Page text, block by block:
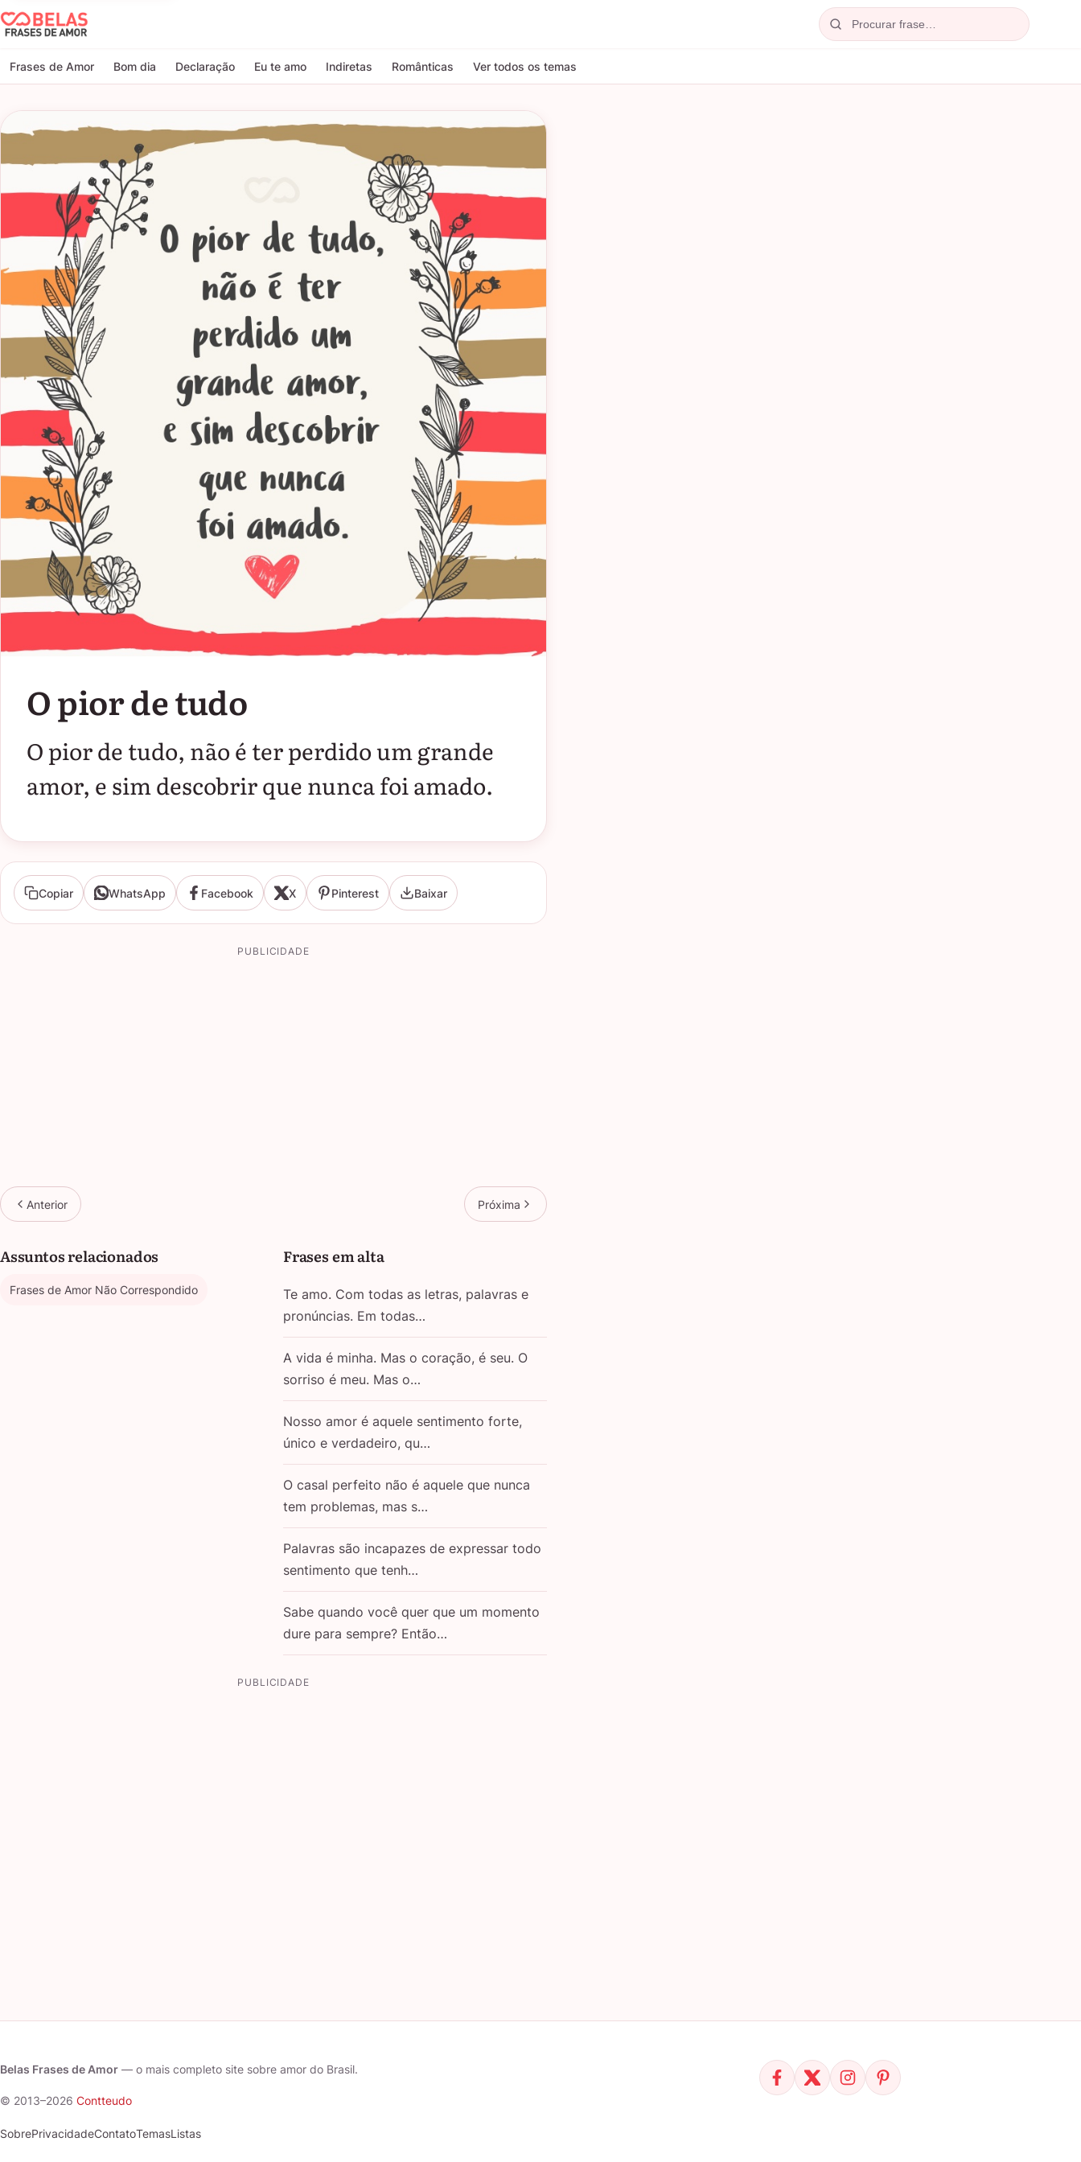
Belas Frases de Amor
Frases de Amor Bom dia Declaração Eu te amo Indiretas Românticas Ver todos os temas
O pior de tudo
O pior de tudo, não é ter perdido um grande
amor, e sim descobrir que nunca foi amado.
Copiar WhatsApp Facebook X Pinterest Baixar
PUBLICIDADE
Anterior Próxima
Assuntos relacionados
Frases de Amor Não Correspondido
Frases em alta
Te amo. Com todas as letras, palavras e
pronúncias. Em todas…
A vida é minha. Mas o coração, é seu. O
sorriso é meu. Mas o…
Nosso amor é aquele sentimento forte,
único e verdadeiro, qu…
O casal perfeito não é aquele que nunca
tem problemas, mas s…
Palavras são incapazes de expressar todo
sentimento que tenh…
Sabe quando você quer que um momento
dure para sempre? Então…
PUBLICIDADE
Belas Frases de Amor — o mais completo site sobre amor do Brasil.
© 2013–2026 Contteudo
SobrePrivacidadeContatoTemasListas